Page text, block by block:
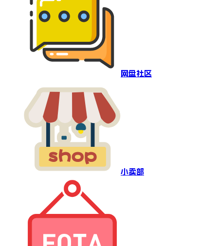
网盘社区
小卖部